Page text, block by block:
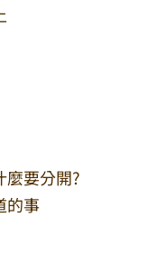
麼要分開?
的事